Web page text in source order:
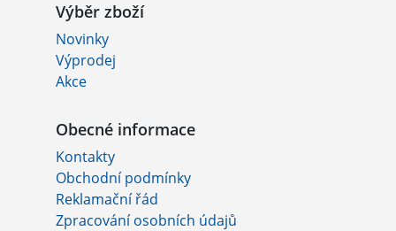
Výběr zboží
Novinky
Výprodej
Akce
Obecné informace
Kontakty
Obchodní podmínky
Reklamační řád
Zpracování osobních údajů